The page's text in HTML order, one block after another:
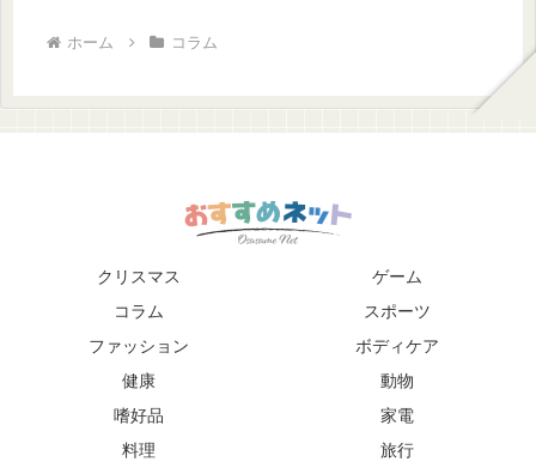
ホーム コラム
クリスマス
ゲーム
コラム
スポーツ
ファッション
ボディケア
健康
動物
嗜好品
家電
料理
旅行